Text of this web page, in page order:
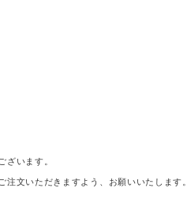
います。
文いただきますよう、お願いいたします。